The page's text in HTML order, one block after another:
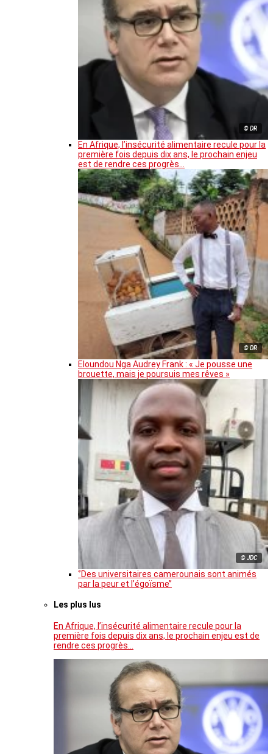
© DR
En Afrique, l’insécurité alimentaire recule pour la
première fois depuis dix ans, le prochain enjeu
est de rendre ces progrès…
© DR
Eloundou Nga Audrey Frank : « Je pousse une
brouette, mais je poursuis mes rêves »
© JDC
‘’Des universitaires camerounais sont animés
par la peur et l’égoïsme’’
Les plus lus
En Afrique, l’insécurité alimentaire recule pour la
première fois depuis dix ans, le prochain enjeu est de
rendre ces progrès…